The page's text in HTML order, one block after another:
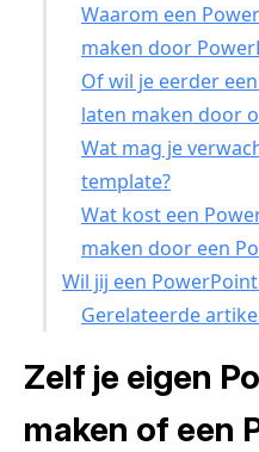
Waarom een
maken door
Of wil je eerder
laten maken door
Wat mag je
template?
Wat kost een
maken door een
Wil jij een
Gerelateerde
Zelf je eigen
maken of een